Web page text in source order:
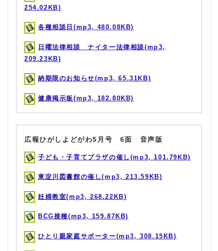
254.02KB)
各種相談日(mp3, 480.08KB)
日曜法律相談 ナイター法律相談(mp3,
209.23KB)
納期限のお知らせ(mp3, 65.31KB)
健康掲示板(mp3, 182.80KB)
広報ひがしよどがわ5月号 6面 音声版
子ども・子育てプラザの催し(mp3, 101.79KB)
東淀川図書館の催し(mp3, 213.59KB)
妊婦教室(mp3, 268.22KB)
BCG接種(mp3, 159.87KB)
ひとり親家庭サポーター(mp3, 308.15KB)